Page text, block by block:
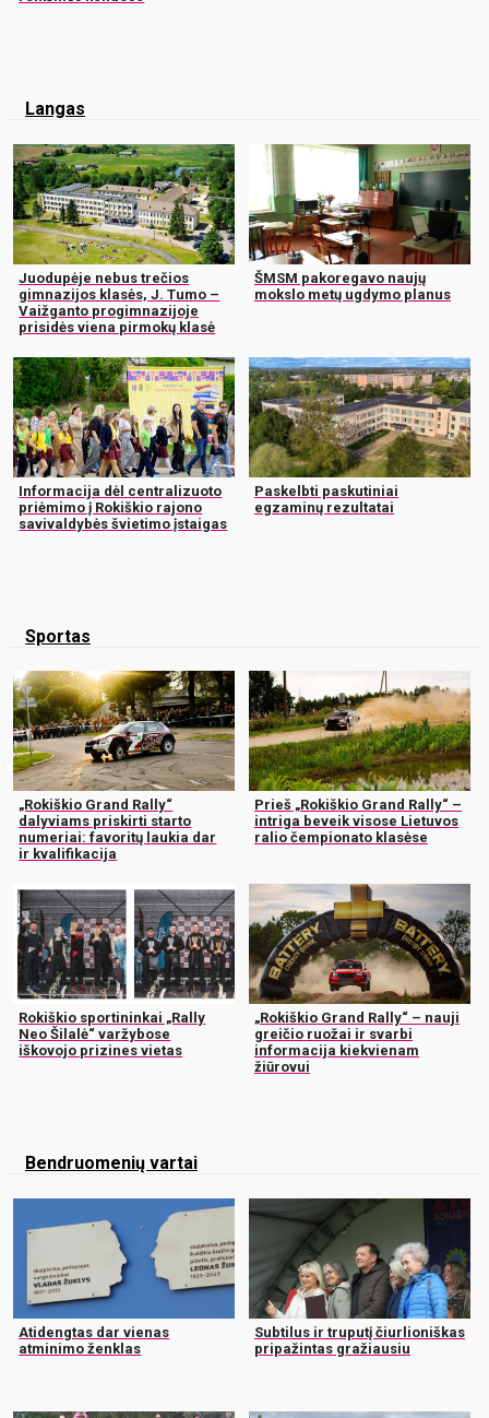
Langas
Juodupėje nebus trečios
gimnazijos klasės, J. Tumo –
Vaižganto progimnazijoje
prisidės viena pirmokų klasė
ŠMSM pakoregavo naujų
mokslo metų ugdymo planus
Informacija dėl centralizuoto
priėmimo į Rokiškio rajono
savivaldybės švietimo įstaigas
Paskelbti paskutiniai
egzaminų rezultatai
Sportas
„Rokiškio Grand Rally“
dalyviams priskirti starto
numeriai: favoritų laukia dar
ir kvalifikacija
Prieš „Rokiškio Grand Rally“ –
intriga beveik visose Lietuvos
ralio čempionato klasėse
Rokiškio sportininkai „Rally
Neo Šilalė“ varžybose
iškovojo prizines vietas
„Rokiškio Grand Rally“ – nauji
greičio ruožai ir svarbi
informacija kiekvienam
žiūrovui
Bendruomenių vartai
Atidengtas dar vienas
atminimo ženklas
Subtilus ir truputį čiurlioniškas
pripažintas gražiausiu